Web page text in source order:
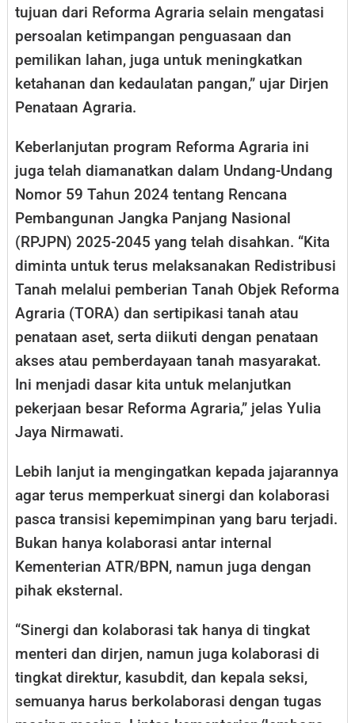
tujuan dari Reforma Agraria selain mengatasi
persoalan ketimpangan penguasaan dan
pemilikan lahan, juga untuk meningkatkan
ketahanan dan kedaulatan pangan,” ujar Dirjen
Penataan Agraria.
Keberlanjutan program Reforma Agraria ini
juga telah diamanatkan dalam Undang-Undang
Nomor 59 Tahun 2024 tentang Rencana
Pembangunan Jangka Panjang Nasional
(RPJPN) 2025-2045 yang telah disahkan. “Kita
diminta untuk terus melaksanakan Redistribusi
Tanah melalui pemberian Tanah Objek Reforma
Agraria (TORA) dan sertipikasi tanah atau
penataan aset, serta diikuti dengan penataan
akses atau pemberdayaan tanah masyarakat.
Ini menjadi dasar kita untuk melanjutkan
pekerjaan besar Reforma Agraria,” jelas Yulia
Jaya Nirmawati.
Lebih lanjut ia mengingatkan kepada jajarannya
agar terus memperkuat sinergi dan kolaborasi
pasca transisi kepemimpinan yang baru terjadi.
Bukan hanya kolaborasi antar internal
Kementerian ATR/BPN, namun juga dengan
pihak eksternal.
“Sinergi dan kolaborasi tak hanya di tingkat
menteri dan dirjen, namun juga kolaborasi di
tingkat direktur, kasubdit, dan kepala seksi,
semuanya harus berkolaborasi dengan tugas